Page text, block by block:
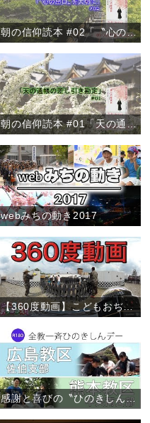
朝の信仰読本 #02「〝心の出口〟を大切に」
朝の信仰読本 #01「天の通帳の差し引き勘定」
webみちの動き2017
【360度動画】こどもおぢばがえり(2017)
感謝と喜びの〝ひのきしんデー〟(2017年)